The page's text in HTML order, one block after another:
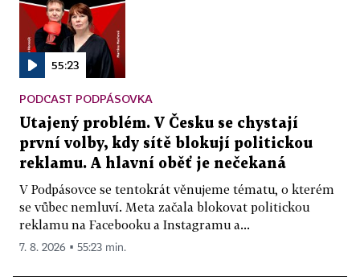
55:23
PODCAST PODPÁSOVKA
Utajený problém. V Česku se chystají
první volby, kdy sítě blokují politickou
reklamu. A hlavní oběť je nečekaná
V Podpásovce se tentokrát věnujeme tématu, o kterém
se vůbec nemluví. Meta začala blokovat politickou
reklamu na Facebooku a Instagramu a...
7. 8. 2026 ▪ 55:23 min.